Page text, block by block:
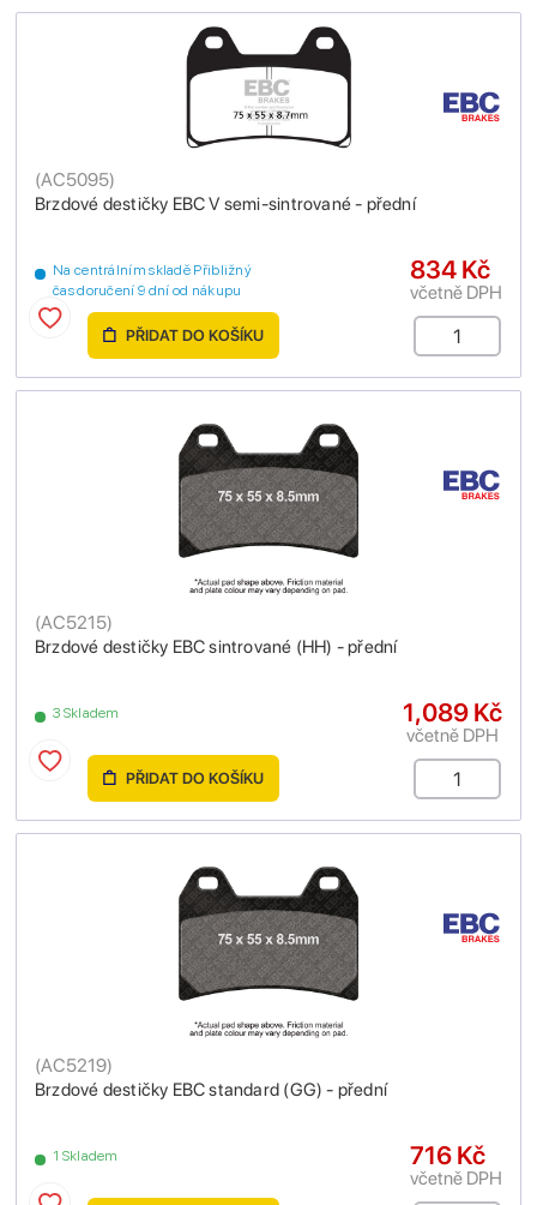
Brzdové destičky EBC V semi-sintrované - přední
(AC5095)
Na centrálním skladě Přibližný
čas doručení 9 dní od nákupu
834 Kč
včetně DPH
PŘIDAT DO KOŠÍKU
Brzdové destičky EBC sintrované (HH) - přední
(AC5215)
3 Skladem 1,089 Kč
včetně DPH
PŘIDAT DO KOŠÍKU
Brzdové destičky EBC standard (GG) - přední
(AC5219)
1 Skladem 716 Kč
včetně DPH